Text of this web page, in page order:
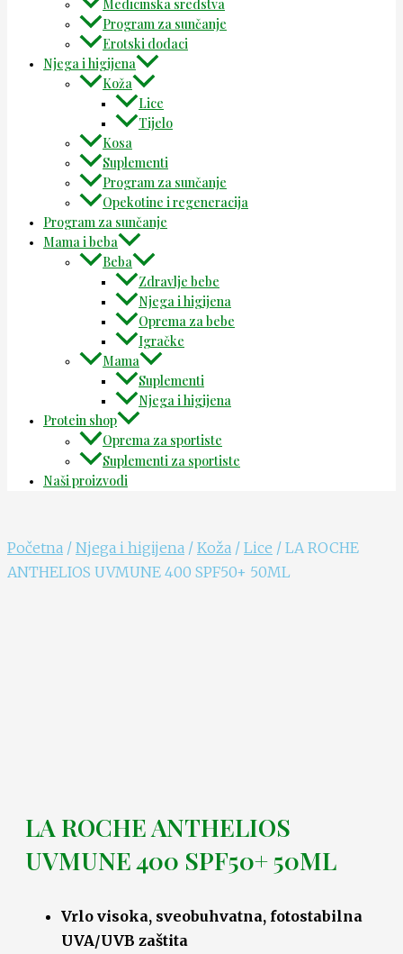
Medicinska sredstva
Program za sunčanje
Erotski dodaci
Njega i higijena
Koža
Lice
Tijelo
Kosa
Suplementi
Program za sunčanje
Opekotine i regeneracija
Program za sunčanje
Mama i beba
Beba
Zdravlje bebe
Njega i higijena
Oprema za bebe
Igračke
Mama
Suplementi
Njega i higijena
Protein shop
Oprema za sportiste
Suplementi za sportiste
Naši proizvodi
Početna / Njega i higijena / Koža / Lice / LA ROCHE
ANTHELIOS UVMUNE 400 SPF50+ 50ML
LA ROCHE ANTHELIOS
UVMUNE 400 SPF50+ 50ML
Vrlo visoka, sveobuhvatna, fotostabilna
UVA/UVB zaštita